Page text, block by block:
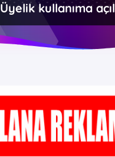
Üyelik kullanıma